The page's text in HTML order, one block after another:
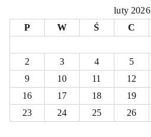
luty 2026
P
W Ś C
2
3 4 5
9
10 11 12
16
17 18 19
23
24 25 26